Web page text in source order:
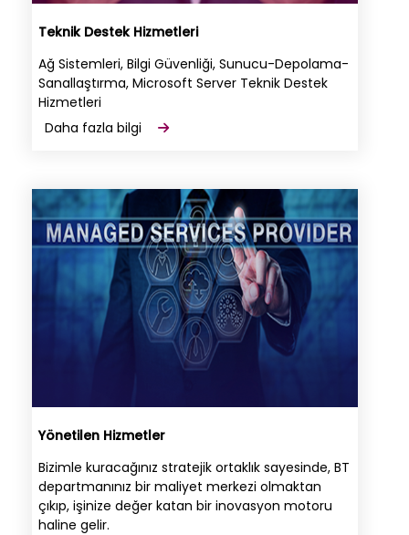
Teknik Destek Hizmetleri
Ağ Sistemleri, Bilgi Güvenliği, Sunucu-Depolama-
Sanallaştırma, Microsoft Server Teknik Destek
Hizmetleri
Daha fazla bilgi
Yönetilen Hizmetler
Bizimle kuracağınız stratejik ortaklık sayesinde, BT
departmanınız bir maliyet merkezi olmaktan
çıkıp, işinize değer katan bir inovasyon motoru
haline gelir.